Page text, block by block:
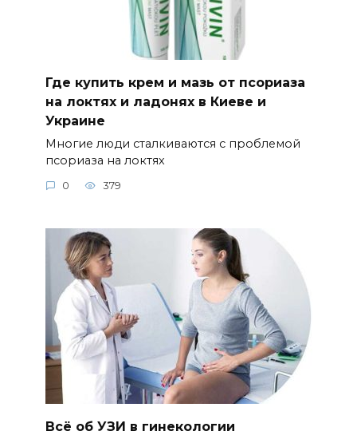
Где купить крем и мазь от псориаза
на локтях и ладонях в Киеве и
Украине
Многие люди сталкиваются с проблемой
псориаза на локтях
0 379
Всё об УЗИ в гинекологии